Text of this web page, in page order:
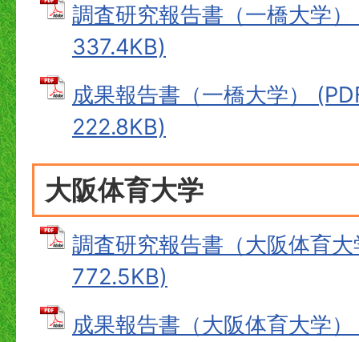
調査研究報告書（一橋大学
337.4KB)
成果報告書（一橋大学）
222.8KB)
大阪体育大学
調査研究報告書（大阪体育
772.5KB)
成果報告書（大阪体育大学